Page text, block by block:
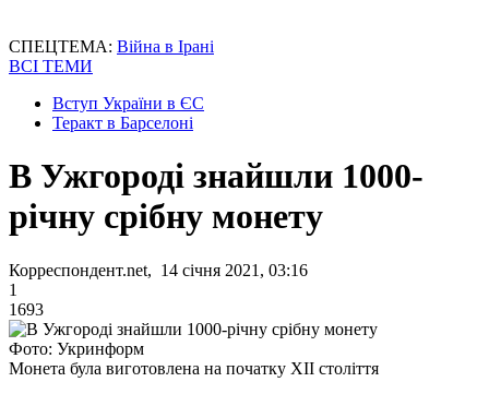
СПЕЦТЕМА: Війна в Ірані
ВСІ ТЕМИ
Вступ України в ЄС
Теракт в Барселоні
В Ужгороді знайшли 1000-
річну срібну монету
Корреспондент.net, 14 січня 2021, 03:16
1
1693
Фото: Укринформ
Монета була виготовлена на початку ХІІ століття